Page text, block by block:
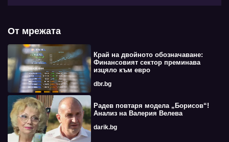
От мрежата
Край на двойното обозначаване:
Финансовият сектор преминава
изцяло към евро
dbr.bg
Радев повтаря модела „Борисов“!
Анализ на Валерия Велева
darik.bg